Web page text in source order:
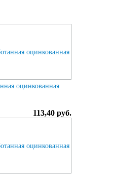
оцинкованная
113,40 руб.